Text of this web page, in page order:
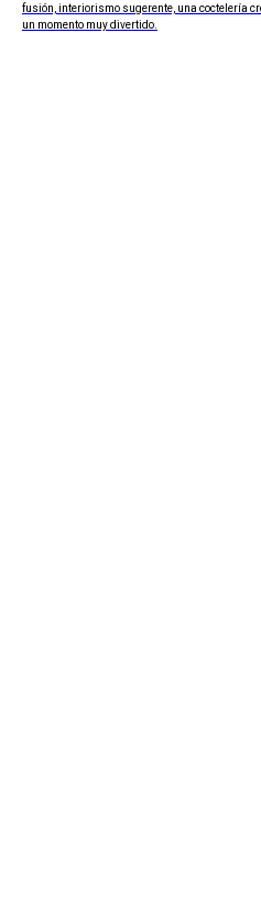
fusión, interiorismo sugerente, una coctelería
un momento muy divertido.